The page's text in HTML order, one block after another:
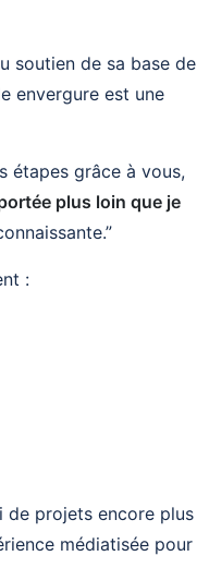
soutien de sa base de
envergure est une
étapes grâce à vous,
plus loin que je
:
de projets encore plus
médiatisée pour